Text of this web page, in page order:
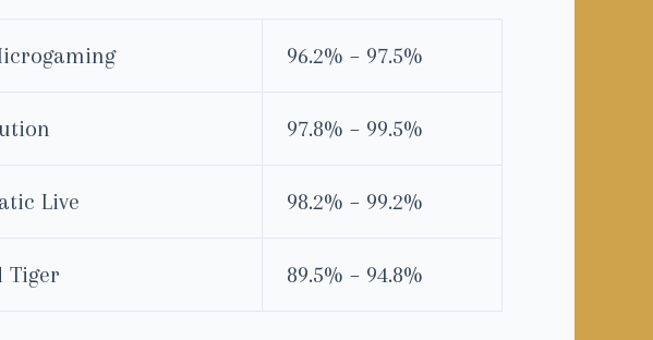
96.2% – 97.5%
97.8% – 99.5%
Live 98.2% – 99.2%
Tiger 89.5% – 94.8%